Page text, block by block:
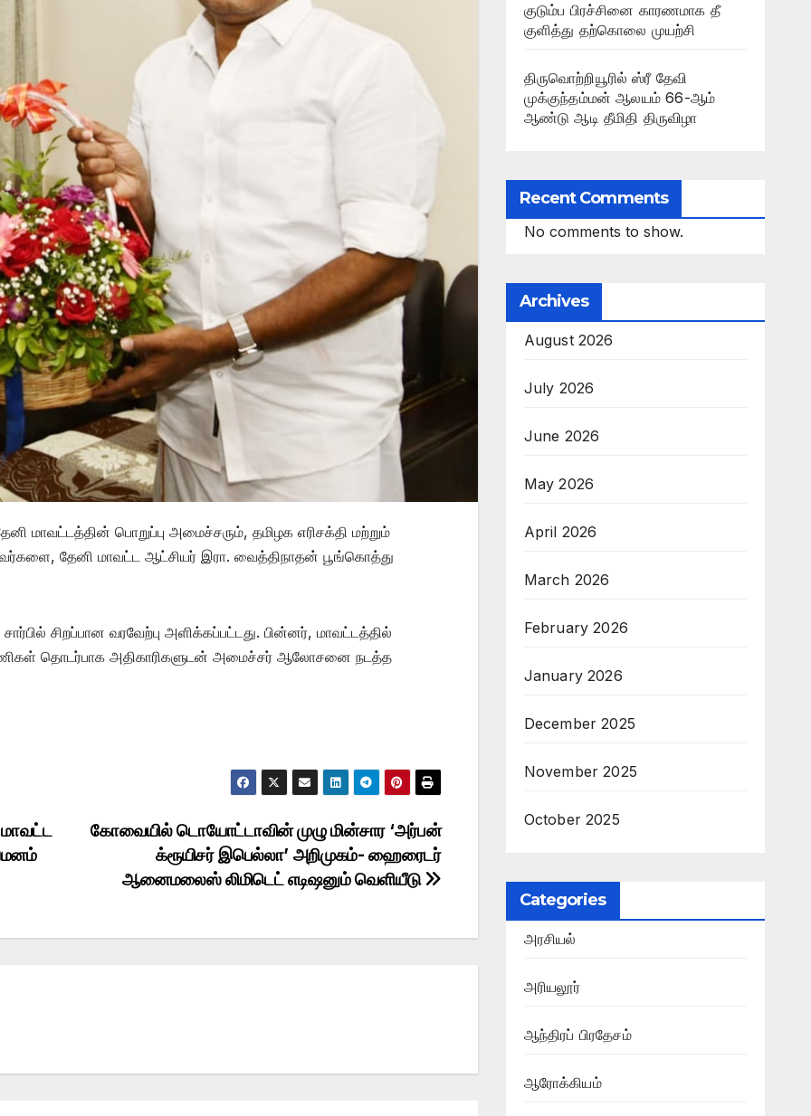
மாவட்டத்தின் பொறுப்பு அமைச்சரும், தமிழக எரிசக்தி மற்றும்
தேனி மாவட்ட ஆட்சியர் இரா. வைத்திநாதன் பூங்கொத்து
சிறப்பான வரவேற்பு அளிக்கப்பட்டது. பின்னர், மாவட்டத்தில்
பணிகள் தொடர்பாக அதிகாரிகளுடன் அமைச்சர் ஆலோசனை நடத்த
கோவையில் டொயோட்டாவின் முழு மின்சார ‘அர்பன்
க்ரூயிசர் இபெல்லா’ அறிமுகம்- ஹைரைடர்
ஆனைமலைஸ் லிமிடெட் எடிஷனும் வெளியீடு
குடும்ப பிரச்சினை காரணமாக தீ
குளித்து தற்கொலை முயற்சி
திருவொற்றியூரில் ஸ்ரீ தேவி
முக்குந்தம்மன் ஆலயம் 66-ஆம்
ஆண்டு ஆடி தீமிதி திருவிழா
Recent Comments
No comments to show.
Archives
August 2026
July 2026
June 2026
May 2026
April 2026
March 2026
February 2026
January 2026
December 2025
November 2025
October 2025
Categories
அரசியல்
அரியலூர்
ஆந்திரப் பிரதேசம்
ஆரோக்கியம்